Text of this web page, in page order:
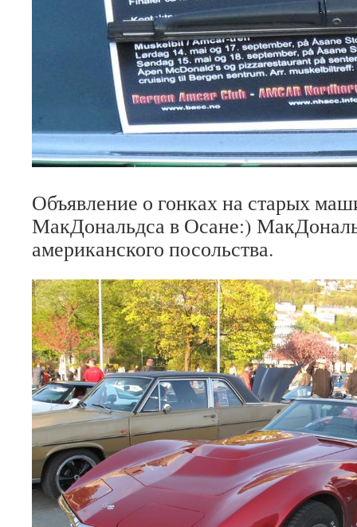
Объявление о гонках на старых
МакДональдса в Осане:)
американского посольства.